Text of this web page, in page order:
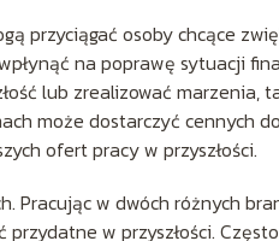
przyciągać osoby chcące
na poprawę sytuacji
lub zrealizować marzenia,
może dostarczyć cennych
ofert pracy w przyszłości.
Pracując w dwóch różnych
w przyszłości.